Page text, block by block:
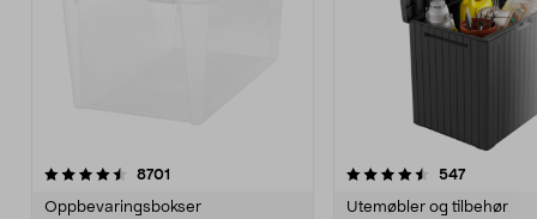
8701
Oppbevaringsbokser
4.5 av 5 stjerner 547
Utemøbler og tilbehør
4.5 av 5 stjerner